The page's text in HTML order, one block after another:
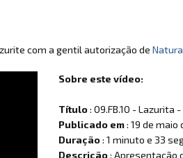
com a gentil autorização de
Sobre este vídeo:
Título: 09.FB.10 - Lazurita
Publicado em: 19 de maio
Duração: 1 minuto e 33
Descrição: Apresentação